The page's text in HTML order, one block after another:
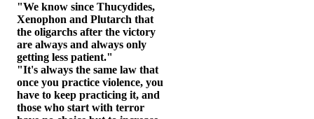
"We know since Thucydides,
Xenophon and Plutarch that
the oligarchs after the victory
are always and always only
getting less patient."
"It's always the same law that
once you practice violence, you
have to keep practicing it, and
those who start with terror